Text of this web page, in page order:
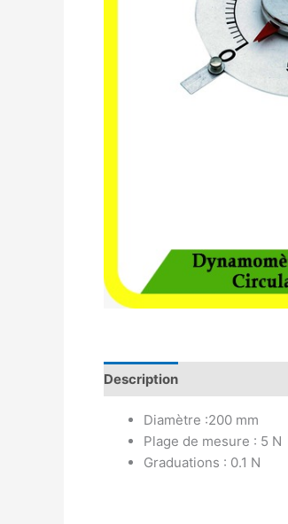
Description
Diamètre :200 mm
Plage de mesure : 5 N
Graduations : 0.1 N